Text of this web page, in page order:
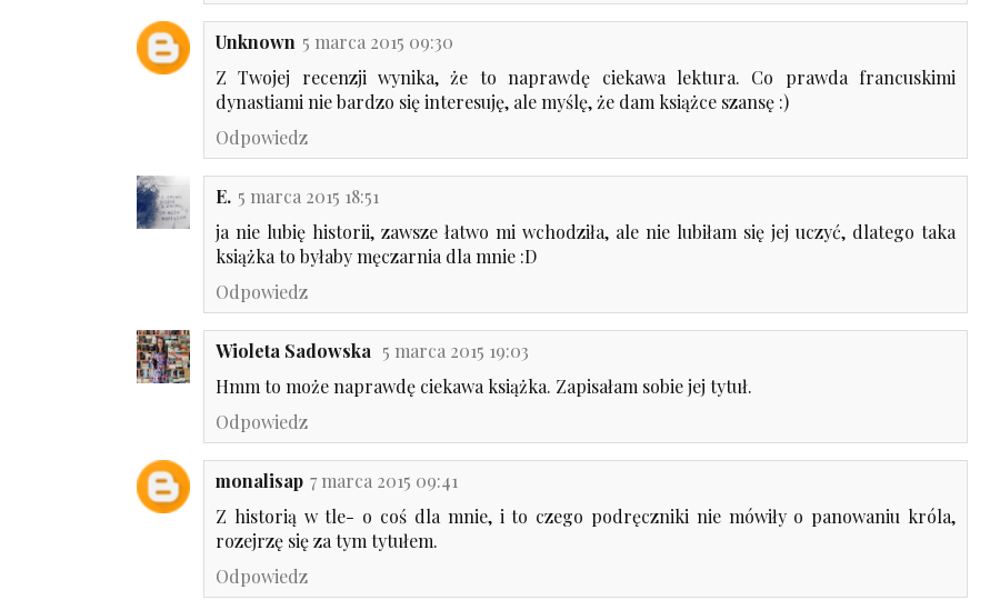
Unknown 5 marca 2015 09:30
Z Twojej recenzji wynika, że to naprawdę ciekawa lektura. Co prawda francuskimi
dynastiami nie bardzo się interesuję, ale myślę, że dam książce szansę :)
Odpowiedz
E. 5 marca 2015 18:51
ja nie lubię historii, zawsze łatwo mi wchodziła, ale nie lubiłam się jej uczyć, dlatego taka
książka to byłaby męczarnia dla mnie :D
Odpowiedz
Wioleta Sadowska 5 marca 2015 19:03
Hmm to może naprawdę ciekawa książka. Zapisałam sobie jej tytuł.
Odpowiedz
monalisap 7 marca 2015 09:41
Z historią w tle- o coś dla mnie, i to czego podręczniki nie mówiły o panowaniu króla,
rozejrzę się za tym tytułem.
Odpowiedz